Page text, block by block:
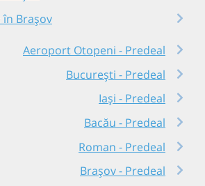
Brașov
Aeroport Otopeni - Predeal
București - Predeal
Iași - Predeal
Bacău - Predeal
Roman - Predeal
Brașov - Predeal